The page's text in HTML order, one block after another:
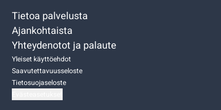
Tietoa palvelusta
Ajankohtaista
Yhteydenotot ja palaute
Yleiset käyttöehdot
Saavutettavuusseloste
Tietosuojaseloste